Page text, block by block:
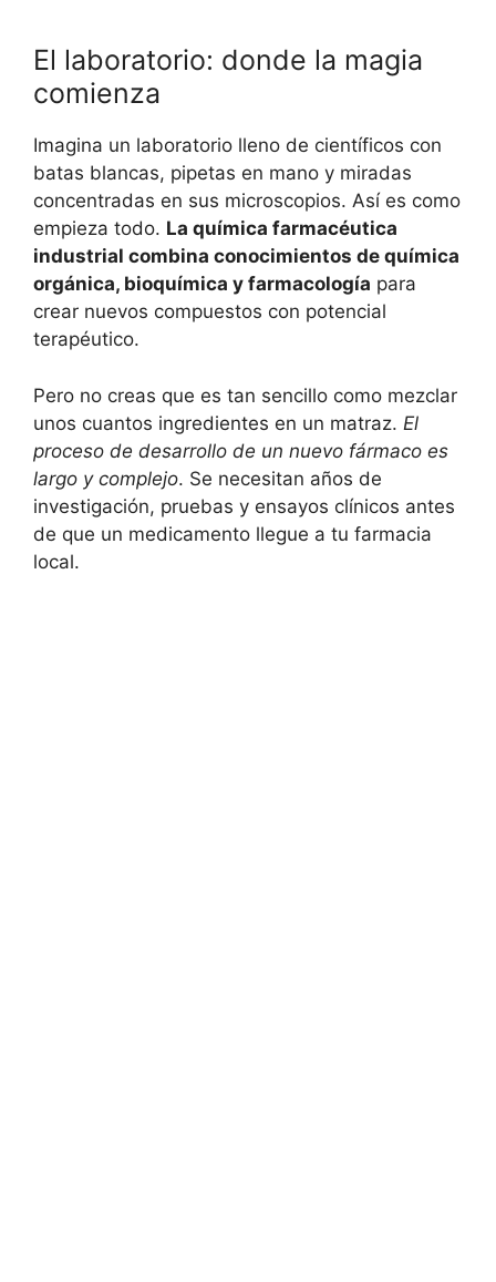
El laboratorio: donde la magia
comienza
Imagina un laboratorio lleno de científicos con
batas blancas, pipetas en mano y miradas
concentradas en sus microscopios. Así es como
empieza todo. La química farmacéutica
industrial combina conocimientos de química
orgánica, bioquímica y farmacología para
crear nuevos compuestos con potencial
terapéutico.
Pero no creas que es tan sencillo como mezclar
unos cuantos ingredientes en un matraz. El
proceso de desarrollo de un nuevo fármaco es
largo y complejo. Se necesitan años de
investigación, pruebas y ensayos clínicos antes
de que un medicamento llegue a tu farmacia
local.